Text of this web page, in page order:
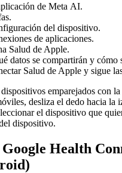
de Meta AI.
.
del dispositivo.
de aplicaciones.
Salud de Apple.
datos se compartirán y cómo
Salud de Apple y sigue
emparejados con
desliza el dedo hacia la
el dispositivo que
dispositivo.
Health